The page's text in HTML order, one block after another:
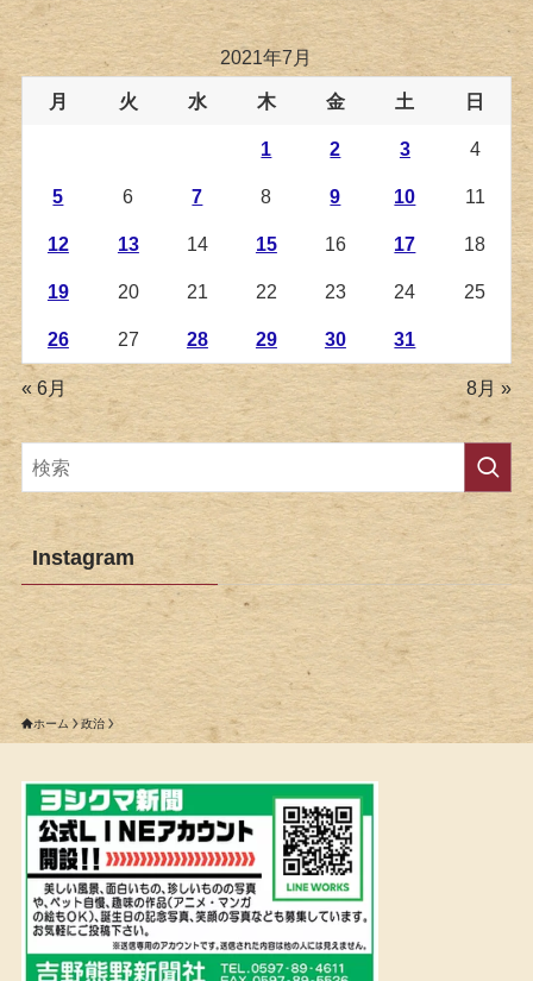
2021年7月
月 火 水 木 金 土 日
1 2 3 4
5 6 7 8 9 10 11
12 13 14 15 16 17 18
19 20 21 22 23 24 25
26 27 28 29 30 31
« 6月 8月 »
Instagram
ホーム 政治